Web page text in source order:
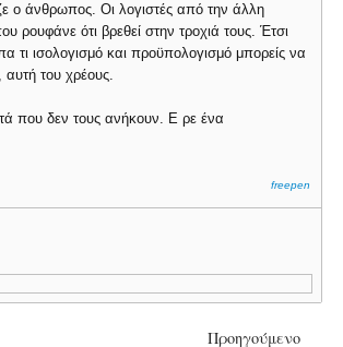
ο άνθρωπος. Οι λογιστές από την άλλη
ρουφάνε ότι βρεθεί στην τροχιά τους. Έτσι
τι ισολογισμό και προϋπολογισμό μπορείς να
του χρέους.
που δεν τους ανήκουν. Ε ρε ένα
freepen
Προηγούμενο